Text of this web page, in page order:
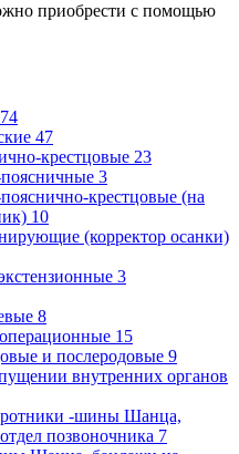
приобрести с помощью
47
крестцовые 23
3
крестцовые (на
10
(корректор осанки)
3
8
15
и послеродовые 9
внутренних органов
-шины Шанца,
позвоночника 7